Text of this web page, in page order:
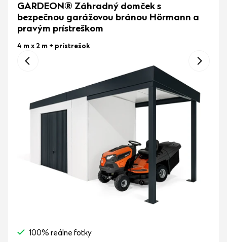
GARDEON® Záhradný domček s
bezpečnou garážovou bránou Hörmann a
pravým prístreškom
4 m x 2 m + prístrešok
100% reálne fotky